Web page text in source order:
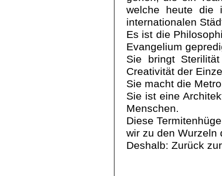
welche heute die
internationalen
Es ist die
Evangelium
Sie bringt
Creativität der
Sie macht die
Sie ist eine
Menschen.
Diese
wir zu den Wurzeln
Deshalb: Zurück